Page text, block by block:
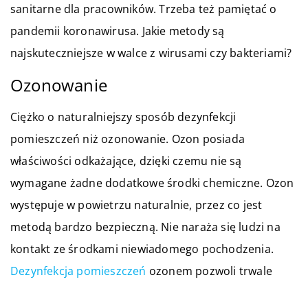
sanitarne dla pracowników. Trzeba też pamiętać o
pandemii koronawirusa. Jakie metody są
najskuteczniejsze w walce z wirusami czy bakteriami?
Ozonowanie
Ciężko o naturalniejszy sposób dezynfekcji
pomieszczeń niż ozonowanie. Ozon posiada
właściwości odkażające, dzięki czemu nie są
wymagane żadne dodatkowe środki chemiczne. Ozon
występuje w powietrzu naturalnie, przez co jest
metodą bardzo bezpieczną. Nie naraża się ludzi na
kontakt ze środkami niewiadomego pochodzenia.
Dezynfekcja pomieszczeń ozonem pozwoli trwale